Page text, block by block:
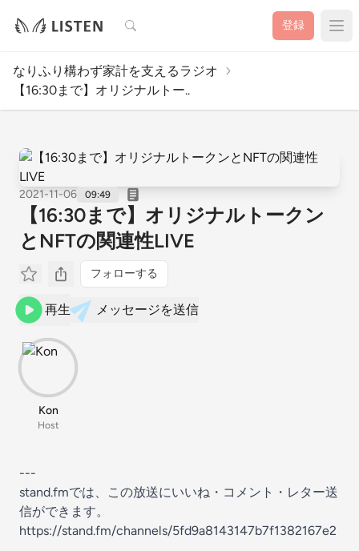
検索 登録
なりふり構わず家計を支えるラジオ
【16:30まで】オリジナルトー..
2021-11-06 09:49
【16:30まで】オリジナルトークン
とNFTの関連性LIVE
フォローする
再生 メッセージを送信
Kon
Host
---
stand.fmでは、この放送にいいね・コメント・レター送
信ができます。
https://stand.fm/channels/5fd9a8143147b7f1382167e2